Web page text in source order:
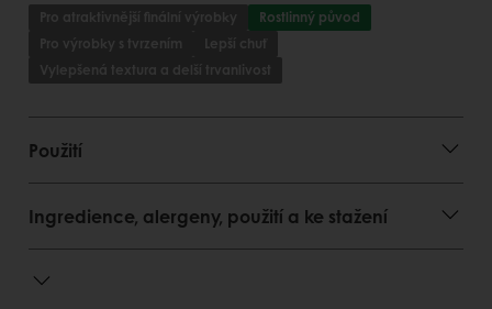
Zajímavé pečivo s příběhem
Pro atraktivnější finální výrobky
Rostlinný původ
Pro výrobky s tvrzením
Lepší chuť
Vylepšená textura a delší trvanlivost
Použití
Ingredience, alergeny, použití a ke stažení